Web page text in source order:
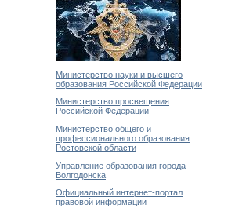
Министерство науки и высшего
образования Российской Федерации
Министерство просвещения
Российской Федерации
Министерство общего и
профессионального образования
Ростовской области
Управление образования города
Волгодонска
Официальный интернет-портал
правовой информации